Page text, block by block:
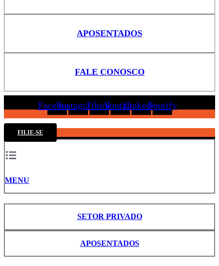
APOSENTADOS
FALE CONOSCO
FacebookInstagramTiktokYoutubeLinkedinSpotify
FILIE-SE
MENU
SETOR PRIVADO
APOSENTADOS